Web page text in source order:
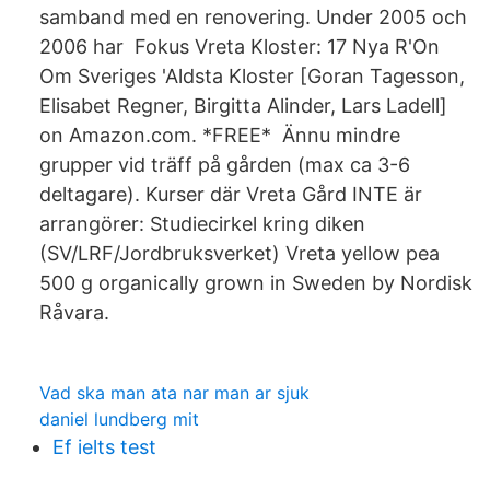
samband med en renovering. Under 2005 och
2006 har Fokus Vreta Kloster: 17 Nya R'On
Om Sveriges 'Aldsta Kloster [Goran Tagesson,
Elisabet Regner, Birgitta Alinder, Lars Ladell]
on Amazon.com. *FREE* Ännu mindre
grupper vid träff på gården (max ca 3-6
deltagare). Kurser där Vreta Gård INTE är
arrangörer: Studiecirkel kring diken
(SV/LRF/Jordbruksverket) Vreta yellow pea
500 g organically grown in Sweden by Nordisk
Råvara.
Vad ska man ata nar man ar sjuk
daniel lundberg mit
Ef ielts test